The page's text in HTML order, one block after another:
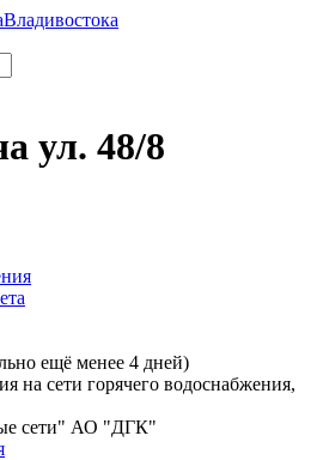
Владивостока
ул. 48/8
ещё менее 4 дней)
на сети горячего водоснабжения,
сети" АО "ДГК"